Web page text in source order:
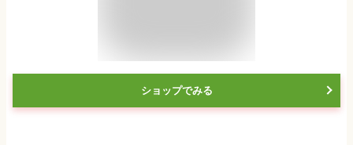
ショップでみる